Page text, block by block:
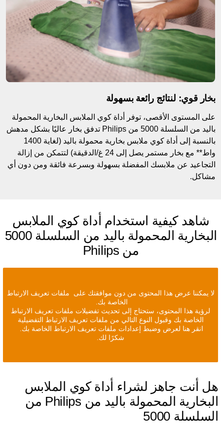
بخار قوي: لنتائج رائعة بسهولة
على المستوى الأقصى، توفر أداة كوي الملابس البخارية المحمولة
باليد من السلسلة 5000 من Philips تدفق بخار عاليًا بشكل مدهش
بالنسبة إلى أداة كوي ملابس بخارية محمولة باليد (لغاية 1400
واط** مع بخار مستمر يصل إلى 24 غ/الدقيقة) لتتمكن من إزالة
التجاعيد عن ملابسك المفضلة بسهولة وبسرعة فائقة ومن دون أي
مشاكل.
شاهد كيفية استخدام أداة كوي الملابس
البخارية المحمولة باليد من السلسلة 5000
من Philips
لا يمكننا عرض هذا المحتوى من دون موافقتك على ملفات تعريف الارتباط
الخاصة بك.
لرؤية هذا المحتوى، ستحتاج إلى تحديث تفضيلات ملفات تعريف الارتباط
الخاصة بك وقبول النوع التالي من ملفات تعريف الارتباط التفضيلية
انقر هنا لعرض وضبط إعدادات ملفات تعريف الارتباط الخاصة بك.
شكرًا لك.
أنت جاهز لشراء أداة كوي الملابس
البخارية المحمولة باليد من Philips من
5000